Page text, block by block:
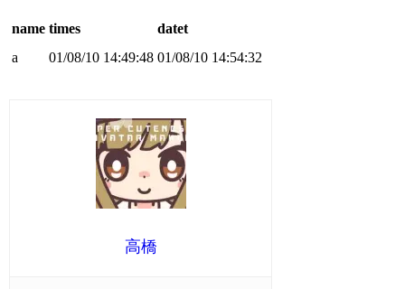
name times
datet
a
01/08/10 14:49:48 01/08/10 14:54:32
高橋